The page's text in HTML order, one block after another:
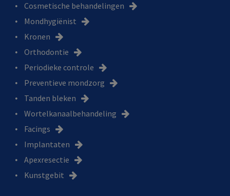
Cosmetische behandelingen
Mondhygiënist
Kronen
Orthodontie
Periodieke controle
Preventieve mondzorg
Tanden bleken
Wortelkanaalbehandeling
Facings
Implantaten
Apexresectie
Kunstgebit